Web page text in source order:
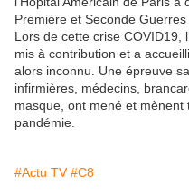
Première et Seconde
Lors de cette crise COVID19,
mis à contribution et a
alors inconnu. Une épreuve
infirmières, médecins,
masque, ont mené et mènent
pandémie.
#Actu TV #C8